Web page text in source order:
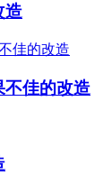
造
不佳的改造